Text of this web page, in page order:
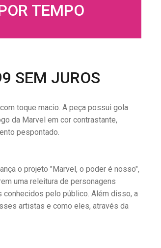
TEMPO
SEM JUROS
toque macio. A peça possui gola
da Marvel em cor contrastante,
pespontado.
o projeto "Marvel, o poder é nosso",
uma releitura de personagens
pelo público. Além disso, a
artistas e como eles, através da